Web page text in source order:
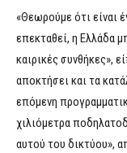
«Θεωρούμε ότι είναι
επεκταθεί, η Ελλάδα
καιρικές συνθήκες»,
αποκτήσει και τα
επόμενη
χιλιόμετρα
αυτού του δικτύου»,